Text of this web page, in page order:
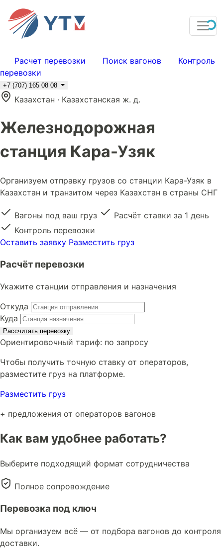
Расчет перевозки Поиск вагонов
Контроль
перевозки
+7 (707) 165 08 08
Казахстан · Казахстанская ж. д.
Железнодорожная
станция Кара-Узяк
Организуем отправку грузов со станции Кара-Узяк в
Казахстан и транзитом через Казахстан в страны СНГ
Вагоны под ваш груз
Расчёт ставки за 1 день
Контроль перевозки
Оставить заявку Разместить груз
Расчёт перевозки
Укажите станции отправления и назначения
Откуда
Куда
Рассчитать перевозку
Ориентировочный тариф: по запросу
Чтобы получить точную ставку от операторов,
разместите груз на платформе.
Разместить груз
+ предложения от операторов вагонов
Как вам удобнее работать?
Выберите подходящий формат сотрудничества
Полное сопровождение
Перевозка под ключ
Мы организуем всё — от подбора вагонов до контроля
доставки.